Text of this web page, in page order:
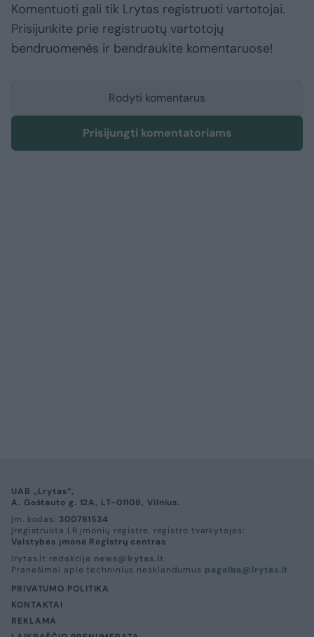
Komentuoti gali tik Lrytas registruoti vartotojai.
Prisijunkite prie registruotų vartotojų
bendruomenės ir bendraukite komentaruose!
Rodyti komentarus
Prisijungti komentatoriams
UAB „Lrytas“,
A. Goštauto g. 12A, LT-01108, Vilnius.
Įm. kodas: 300781534
Įregistruota LR įmonių registre, registro tvarkytojas:
Valstybės įmonė Registrų centras
lrytas.lt redakcija news@lrytas.lt
Pranešimai apie techninius nesklandumus pagalba@lrytas.lt
PRIVATUMO POLITIKA
KONTAKTAI
REKLAMA